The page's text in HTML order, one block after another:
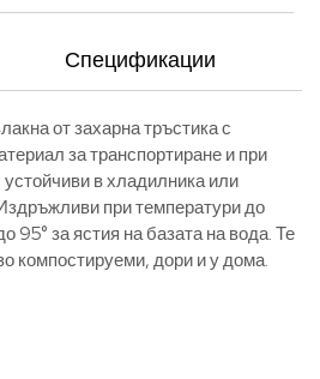
Спецификации
от захарна тръстика с
за транспортиране и при
в хладилника или
при температури до
95° за ястия на базата на вода. Те
компостируеми, дори и у дома.